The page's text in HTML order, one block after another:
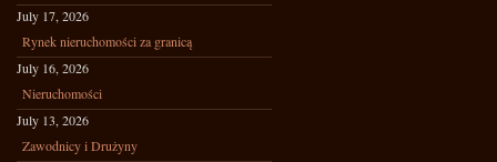
July 17, 2026
Rynek nieruchomości za granicą
July 16, 2026
Nieruchomości
July 13, 2026
Zawodnicy i Drużyny